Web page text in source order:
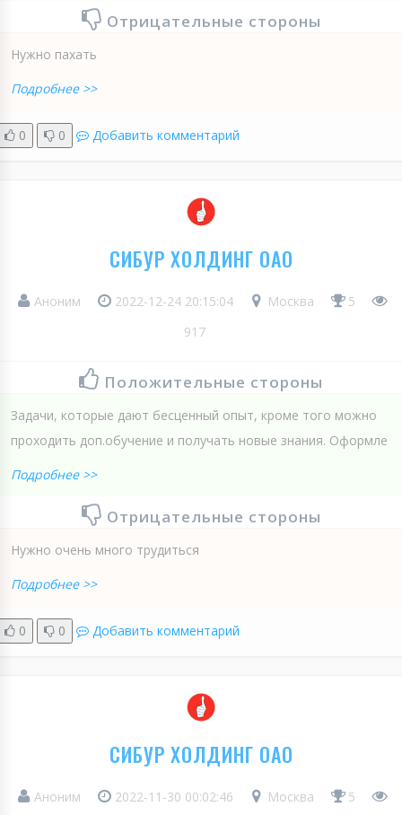
Отрицательные стороны
Нужно пахать
Подробнее >>
0 0 Добавить комментарий
СИБУР ХОЛДИНГ ОАО
Аноним 2022-12-24 20:15:04 Москва
5
917
Положительные стороны
Задачи, которые дают бесценный опыт, кроме того можно
проходить доп.обучение и получать новые знания. Оформле
Подробнее >>
Отрицательные стороны
Нужно очень много трудиться
Подробнее >>
0 0 Добавить комментарий
СИБУР ХОЛДИНГ ОАО
Аноним 2022-11-30 00:02:46 Москва
5